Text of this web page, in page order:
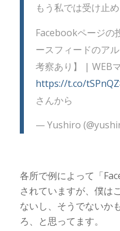
もう私では受け止め
Facebookページの
ースフィードのア
考察あり】 | WEB
https://t.co/
さんから
— Yushiro
各所で例によって「
されていますが、僕は
ないし、そうでないか
ろ、と思ってます。